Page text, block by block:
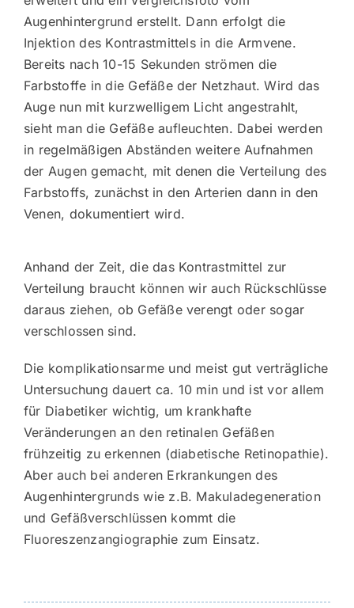
Augenhintergrund erstellt. Dann erfolgt die
Injektion des Kontrastmittels in die Armvene.
Bereits nach 10-15 Sekunden strömen die
Farbstoffe in die Gefäße der Netzhaut. Wird das
Auge nun mit kurzwelligem Licht angestrahlt,
sieht man die Gefäße aufleuchten. Dabei werden
in regelmäßigen Abständen weitere Aufnahmen
der Augen gemacht, mit denen die Verteilung des
Farbstoffs, zunächst in den Arterien dann in den
Venen, dokumentiert wird.
Anhand der Zeit, die das Kontrastmittel zur
Verteilung braucht können wir auch Rückschlüsse
daraus ziehen, ob Gefäße verengt oder sogar
verschlossen sind.
Die komplikationsarme und meist gut verträgliche
Untersuchung dauert ca. 10 min und ist vor allem
für Diabetiker wichtig, um krankhafte
Veränderungen an den retinalen Gefäßen
frühzeitig zu erkennen (diabetische Retinopathie).
Aber auch bei anderen Erkrankungen des
Augenhintergrunds wie z.B. Makuladegeneration
und Gefäßverschlüssen kommt die
Fluoreszenzangiographie zum Einsatz.